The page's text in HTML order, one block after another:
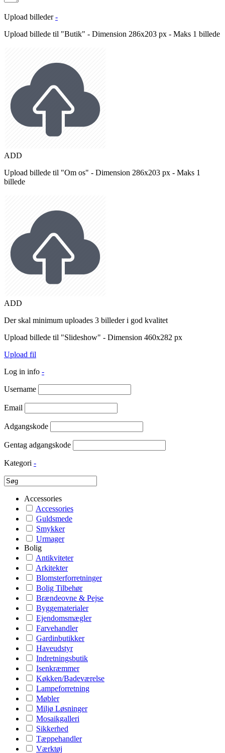
Upload billeder -
Upload billede til "Butik" - Dimension 286x203 px - Maks 1 billede
ADD
Upload billede til "Om os" - Dimension 286x203 px - Maks 1
billede
ADD
Der skal minimum uploades 3 billeder i god kvalitet
Upload billede til "Slideshow" - Dimension 460x282 px
Upload fil
Log in info -
Username
Email
Adgangskode
Gentag adgangskode
Kategori -
Accessories
Accessories
Guldsmede
Smykker
Urmager
Bolig
Antikviteter
Arkitekter
Blomsterforretninger
Bolig Tilbehør
Brændeovne & Pejse
Byggematerialer
Ejendomsmægler
Farvehandler
Gardinbutikker
Haveudstyr
Indretningsbutik
Isenkræmmer
Køkken/Badeværelse
Lampeforretning
Møbler
Miljø Løsninger
Mosaikgalleri
Sikkerhed
Tæppehandler
Værktøj